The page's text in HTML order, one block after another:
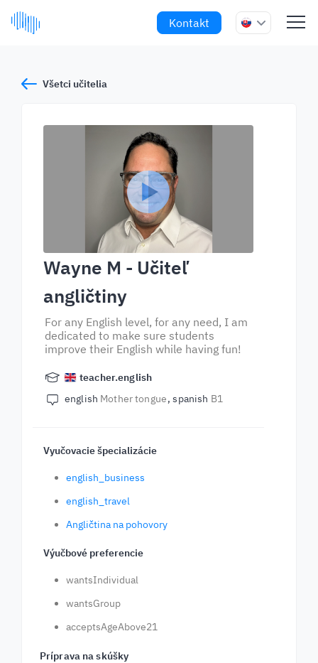
Kontakt
Všetci učitelia
Wayne M - Učiteľ
angličtiny
For any English level, for any need, I am
dedicated to make sure students
improve their English while having fun!
teacher.english
english Mother tongue spanish B1
Vyučovacie špecializácie
english_business
english_travel
Angličtina na pohovory
Výučbové preferencie
wantsIndividual
wantsGroup
acceptsAgeAbove21
Príprava na skúšky